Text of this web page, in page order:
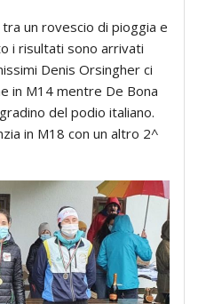
un rovescio di pioggia e
i risultati sono arrivati
Denis Orsingher ci
in M14 mentre De Bona
del podio italiano.
in M18 con un altro 2^